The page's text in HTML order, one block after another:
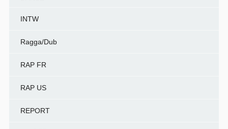
INTW
Ragga/Dub
RAP FR
RAP US
REPORT